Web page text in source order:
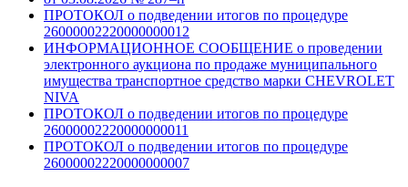
ПРОТОКОЛ о подведении итогов по процедуре
26000002220000000012
ИНФОРМАЦИОННОЕ СООБЩЕНИЕ о проведении
электронного аукциона по продаже муниципального
имущества транспортное средство марки CHEVROLET
NIVA
ПРОТОКОЛ о подведении итогов по процедуре
26000002220000000011
ПРОТОКОЛ о подведении итогов по процедуре
26000002220000000007